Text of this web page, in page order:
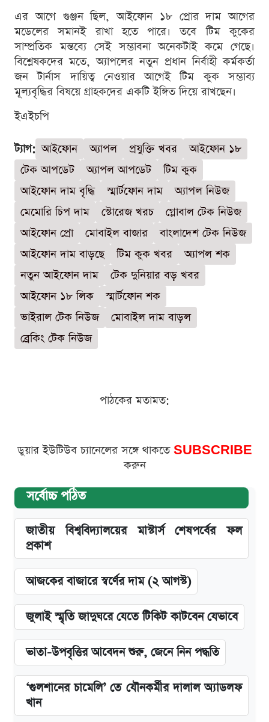
এর আগে গুঞ্জন ছিল, আইফোন ১৮ প্রোর দাম আগের
মডেলের সমানই রাখা হতে পারে। তবে টিম কুকের
সাম্প্রতিক মন্তব্যে সেই সম্ভাবনা অনেকটাই কমে গেছে।
বিশ্লেষকদের মতে, অ্যাপলের নতুন প্রধান নির্বাহী কর্মকর্তা
জন টার্নাস দায়িত্ব নেওয়ার আগেই টিম কুক সম্ভাব্য
মূল্যবৃদ্ধির বিষয়ে গ্রাহকদের একটি ইঙ্গিত দিয়ে রাখছেন।
ইএইচপি
ট্যাগ: আইফোন অ্যাপল প্রযুক্তি খবর
আইফোন ১৮
টেক আপডেট
অ্যাপল আপডেট
টিম কুক
আইফোন দাম বৃদ্ধি
স্মার্টফোন দাম
অ্যাপল নিউজ
মেমোরি চিপ দাম
স্টোরেজ খরচ
গ্লোবাল টেক নিউজ
আইফোন প্রো
মোবাইল বাজার
বাংলাদেশ টেক নিউজ
আইফোন দাম বাড়ছে
টিম কুক খবর
অ্যাপল শক
নতুন আইফোন দাম
টেক দুনিয়ার বড় খবর
আইফোন ১৮ লিক
স্মার্টফোন শক
ভাইরাল টেক নিউজ
মোবাইল দাম বাড়ল
ব্রেকিং টেক নিউজ
পাঠকের মতামত:
ডুয়ার ইউটিউব চ্যানেলের সঙ্গে থাকতে SUBSCRIBE
করুন
সর্বোচ্চ পঠিত
জাতীয় বিশ্ববিদ্যালয়ের মাস্টার্স শেষপর্বের ফল
প্রকাশ
আজকের বাজারে স্বর্ণের দাম (২ আগস্ট)
জুলাই স্মৃতি জাদুঘরে যেতে টিকিট কাটবেন যেভাবে
ভাতা-উপবৃত্তির আবেদন শুরু, জেনে নিন পদ্ধতি
‘গুলশানের চামেলি’ তে যৌনকর্মীর দালাল অ্যাডলফ
খান